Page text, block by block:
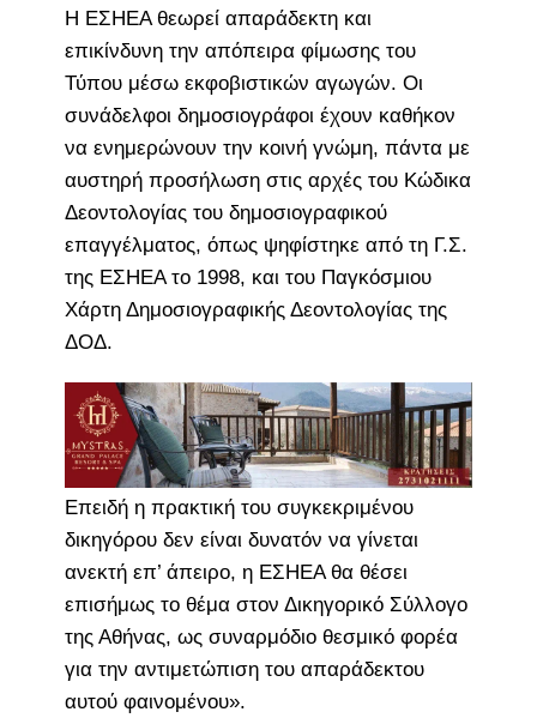
Η ΕΣΗΕΑ θεωρεί απαράδεκτη και
επικίνδυνη την απόπειρα φίμωσης του
Τύπου μέσω εκφοβιστικών αγωγών. Οι
συνάδελφοι δημοσιογράφοι έχουν καθήκον
να ενημερώνουν την κοινή γνώμη, πάντα με
αυστηρή προσήλωση στις αρχές του Κώδικα
Δεοντολογίας του δημοσιογραφικού
επαγγέλματος, όπως ψηφίστηκε από τη Γ.Σ.
της ΕΣΗΕΑ το 1998, και του Παγκόσμιου
Χάρτη Δημοσιογραφικής Δεοντολογίας της
ΔΟΔ.
Επειδή η πρακτική του συγκεκριμένου
δικηγόρου δεν είναι δυνατόν να γίνεται
ανεκτή επ’ άπειρο, η ΕΣΗΕΑ θα θέσει
επισήμως το θέμα στον Δικηγορικό Σύλλογο
της Αθήνας, ως συναρμόδιο θεσμικό φορέα
για την αντιμετώπιση του απαράδεκτου
αυτού φαινομένου».